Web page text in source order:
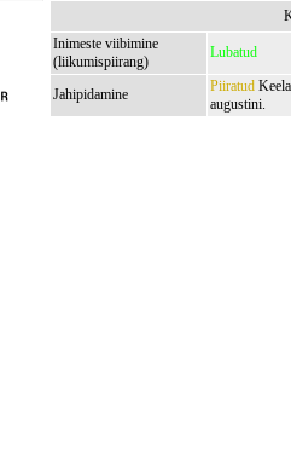
Inimeste viibimine
(liikumispiirang)
Lubatud
Jahipidamine Piiratud
augustini.